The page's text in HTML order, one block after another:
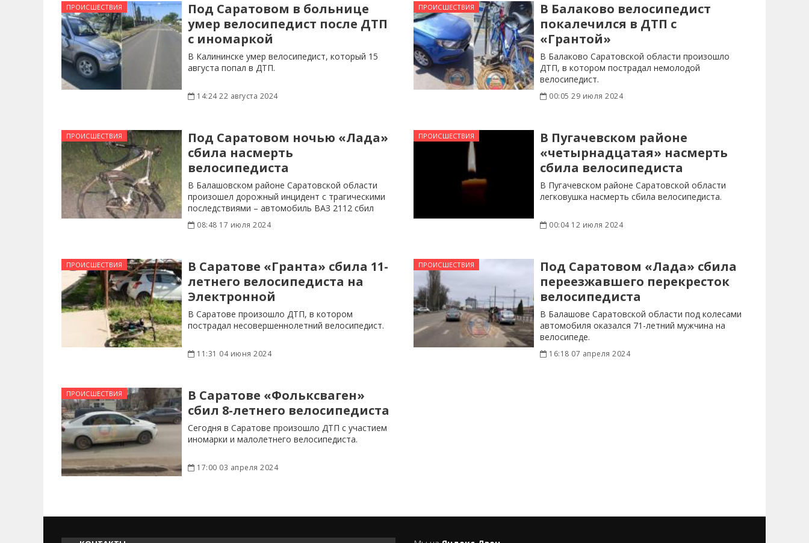
ПРОИСШЕСТВИЯ
Под Саратовом в больнице
умер велосипедист после ДТП
с иномаркой
В Калининске умер велосипедист, который 15
августа попал в ДТП.
14:24 22 августа 2024
ПРОИСШЕСТВИЯ
В Балаково велосипедист
покалечился в ДТП с
«Грантой»
В Балаково Саратовской области произошло
ДТП, в котором пострадал немолодой
велосипедист.
00:05 29 июля 2024
ПРОИСШЕСТВИЯ
Под Саратовом ночью «Лада»
сбила насмерть
велосипедиста
В Балашовском районе Саратовской области
произошел дорожный инцидент с трагическими
последствиями – автомобиль ВАЗ 2112 сбил
08:48 17 июля 2024
ПРОИСШЕСТВИЯ
В Пугачевском районе
«четырнадцатая» насмерть
сбила велосипедиста
В Пугачевском районе Саратовской области
легковушка насмерть сбила велосипедиста.
00:04 12 июля 2024
ПРОИСШЕСТВИЯ
В Саратове «Гранта» сбила 11-
летнего велосипедиста на
Электронной
В Саратове произошло ДТП, в котором
пострадал несовершеннолетний велосипедист.
11:31 04 июня 2024
ПРОИСШЕСТВИЯ
Под Саратовом «Лада» сбила
переезжавшего перекресток
велосипедиста
В Балашове Саратовской области под колесами
автомобиля оказался 71-летний мужчина на
велосипеде.
16:18 07 апреля 2024
ПРОИСШЕСТВИЯ
В Саратове «Фольксваген»
сбил 8-летнего велосипедиста
Сегодня в Саратове произошло ДТП с участием
иномарки и малолетнего велосипедиста.
17:00 03 апреля 2024